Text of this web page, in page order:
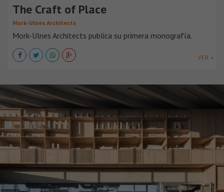
The Craft of Place
Mork-Ulnes Architects
Mork-Ulnes Architects publica su primera monografía.
VER +